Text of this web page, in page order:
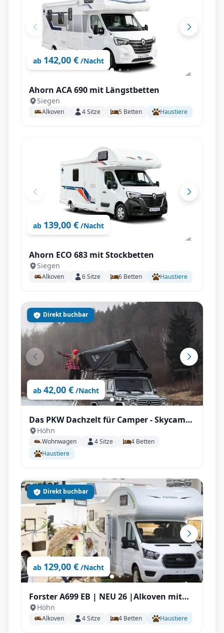
ab 142,00 € /Nacht
Ahorn ACA 690 mit Längstbetten
Siegen
Alkoven 4Sitze 5 Betten Haustiere
ab 139,00 € /Nacht
Ahorn ECO 683 mit Stockbetten
Siegen
Alkoven 6Sitze 6 Betten Haustiere
ab 42,00 € /Nacht
Direkt buchbar
Das PKW Dachzelt für Camper - Skycamp
3.0Höhn
Wohnwagen 4Sitze 4 Betten
Haustiere
ab 129,00 € /Nacht
Direkt buchbar
Forster A699 EB | NEU 26 |Alkoven mit
Längstbetten für Familien
Höhn
Alkoven 4Sitze 4 Betten Haustiere